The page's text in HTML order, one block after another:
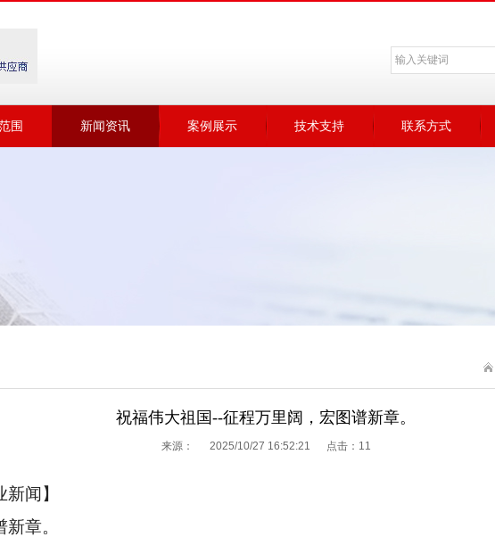
围 新闻资讯 案例展示 技术支持 联系方式
祝福伟大祖国--征程万里阔，宏图谱新章。
来源： 2025/10/27 16:52:21 点击： 11
新闻】
章。